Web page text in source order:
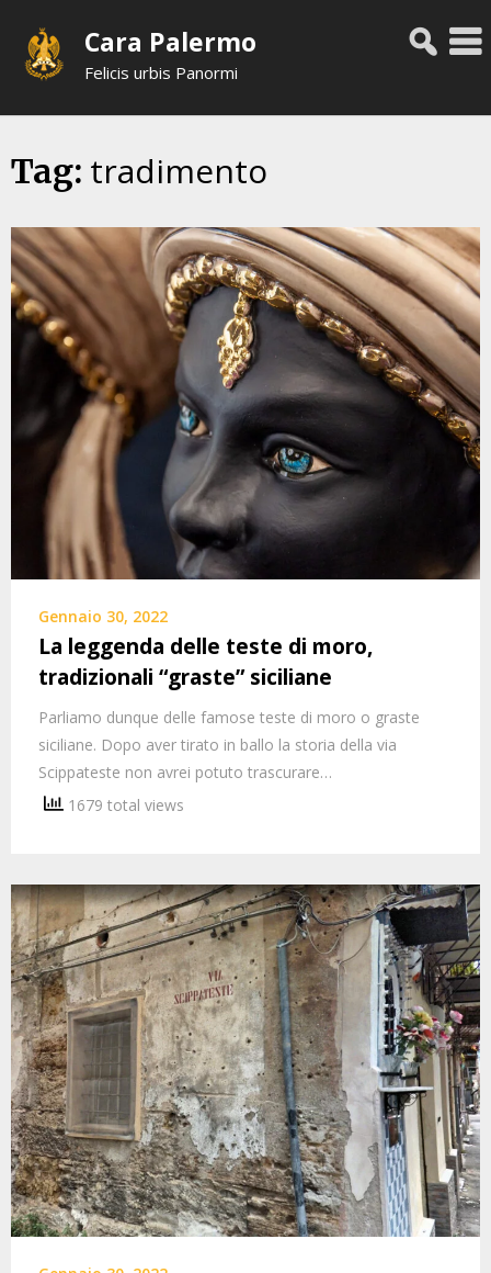
content
Cara Palermo
Felicis urbis Panormi
Tag: tradimento
Gennaio 30, 2022
La leggenda delle teste di moro,
tradizionali “graste” siciliane
Parliamo dunque delle famose teste di moro o graste
siciliane. Dopo aver tirato in ballo la storia della via
Scippateste non avrei potuto trascurare…
1679 total views